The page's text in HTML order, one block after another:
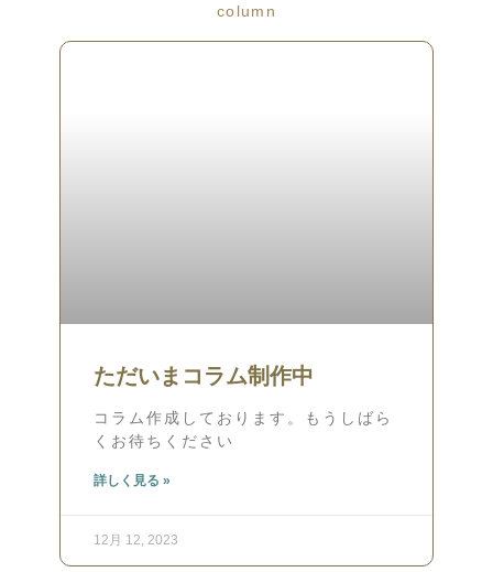
column
ただいまコラム制作中
コラム作成しております。もうしばら
くお待ちください
詳しく見る »
12月 12, 2023